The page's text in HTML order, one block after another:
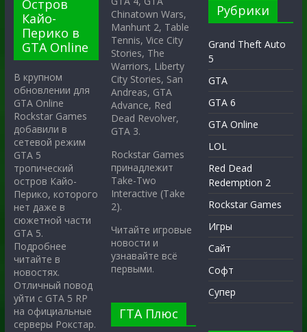
Остров
Кайо-
Перико в
GTA Online
В крупном
обновлении для
GTA Online
Rockstar Games
добавили в
сетевой режим
GTA 5
тропический
остров Кайо-
Перико, которого
нет даже в
сюжетной части
GTA 5.
Подробнее
читайте в
новостях.
Отличный повод
уйти с GTA 5 RP
на официальные
серверы Рокстар.
Chinatown Wars,
Manhunt 2, Table
Tennis, Vice City
Stories, The
Warriors, Liberty
City Stories, San
Andreas, GTA
Advance, Red
Dead Revolver,
GTA 3.
Rockstar Games
принадлежит
Take-Two
Interactive (Take
2).
Читайте игровые
новости и
узнавайте всё
первыми.
ГТА Плюс
Рубрики
Grand Theft Auto
5
GTA
GTA 6
GTA Online
LOL
Red Dead
Redemption 2
Rockstar Games
Игры
Сайт
Софт
Супер